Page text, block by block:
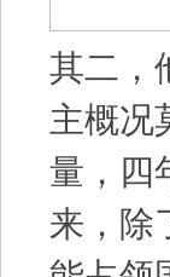
其二，
主概况
量，四
来，除